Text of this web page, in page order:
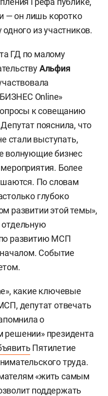
— он лишь коротко
из участников.
ГД по малому
Альфия
Online»
к совещанию
пояснила, что
стали выступать,
волнующие бизнес
Более
По словам
глубоко
развитии этой темы»,
отдельную
развитию МСП
началом. Событие
какие ключевые
депутат отвечать
о
решении» президента
Пятилетие
труда.
«жить самым
поддержать